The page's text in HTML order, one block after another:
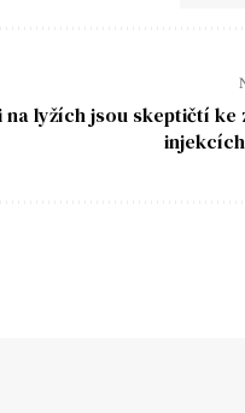
na lyžích jsou skeptičtí ke